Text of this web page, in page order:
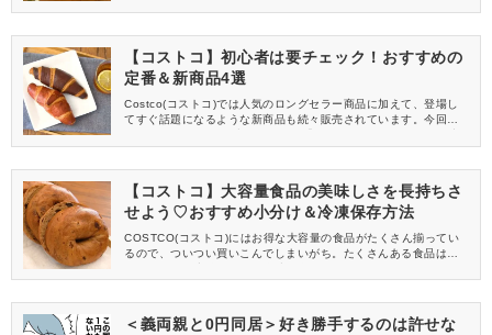
「TastyTime」さん。 今回は動画の中から、ノンフライヤーで手
【コストコ】初心者は要チェック！おすすめの
定番＆新商品4選
Costco(コストコ)では人気のロングセラー商品に加えて、登場し
てすぐ話題になるような新商品も続々販売されています。今回はY
から、人気の定番商品から新しく発売された商品まで、おすすめ
【コストコ】大容量食品の美味しさを長持ちさ
せよう♡おすすめ小分け＆冷凍保存方法
COSTCO(コストコ)にはお得な大容量の食品がたくさん揃ってい
るので、ついつい買いこんでしまいがち。たくさんある食品は使
Tube(ユーチューブ)チャンネル「TastyTime」さんの動画から、
します。
＜義両親と0円同居＞好き勝手するのは許せな